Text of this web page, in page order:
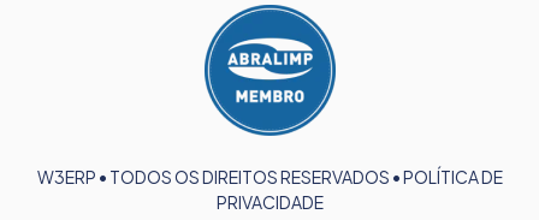
W3ERP • TODOS OS DIREITOS RESERVADOS •POLÍTICA DE
PRIVACIDADE